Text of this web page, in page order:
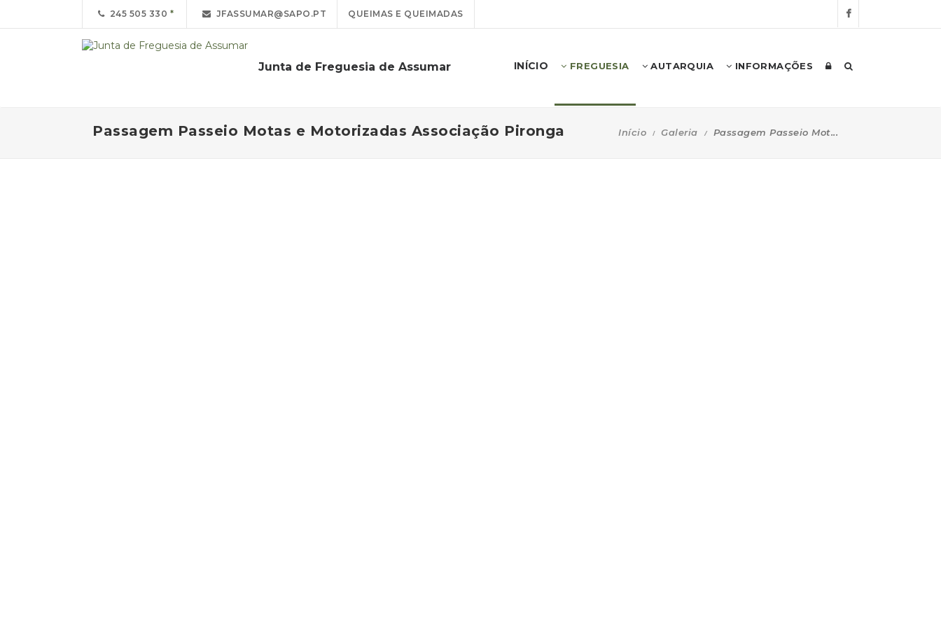
245 505 330 JFASSUMAR@SAPO.PT QUEIMAS E QUEIMADAS
Junta de Freguesia de Assumar INÍCIO FREGUESIA AUTARQUIA INFORMAÇÕES
Passagem Passeio Motas e Motorizadas Associação Pironga Início Galeria Passagem Passeio Mot...